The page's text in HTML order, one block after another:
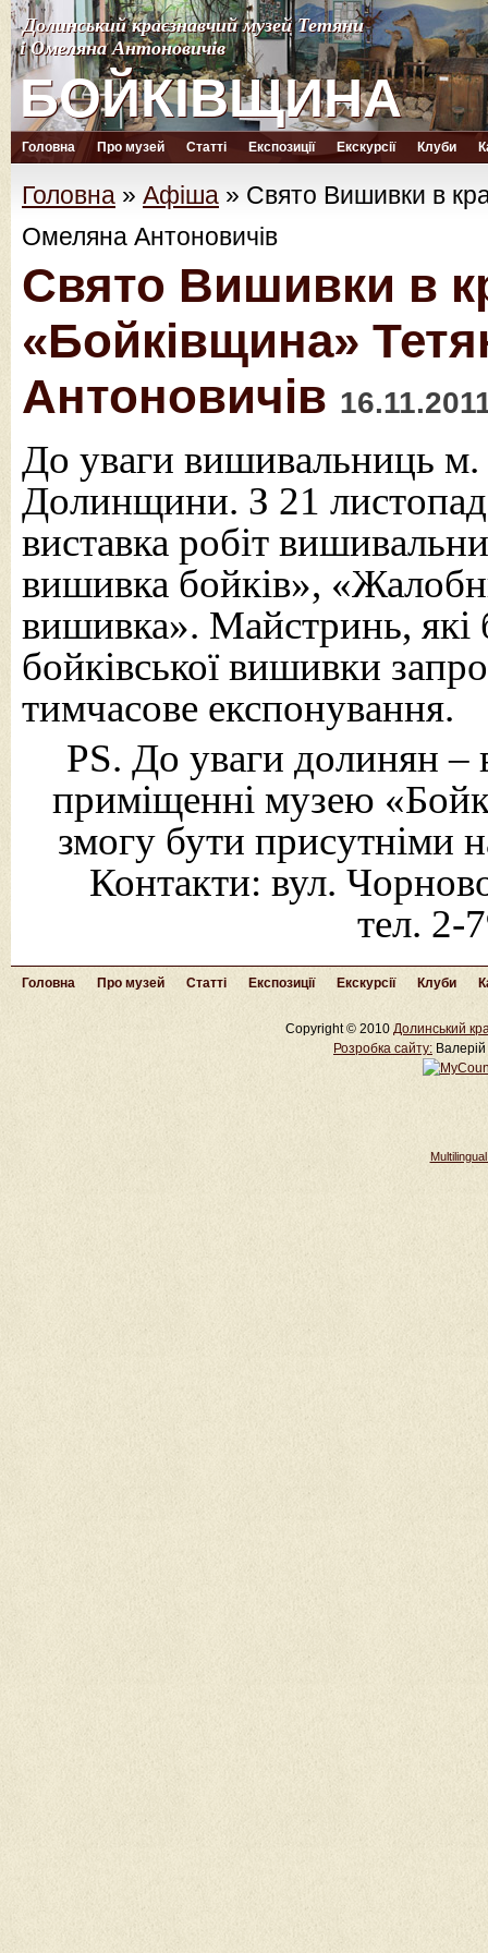
Долинський краєзнавчий музей Тетяни
і Омеляна Антоновичів
БОЙКІВЩИНА
Долинський краєзнавчий музей Тетяни
і Омеляна Антоновичів
БОЙКІВЩИНА
Головна Про музей Статті Експозиції Екскурсії Клуби
Головна » Афіша » Свято Вишивки в
Омеляна Антоновичів
Свято Вишивки в
«Бойківщина»
Антоновичів
До уваги вишивальниць м.
Долинщини. З 21
виставка робіт
вишивка бойків»,
вишивка». Майстринь, які
бойківської вишивки
тимчасове експонування.
PS. До уваги долинян –
приміщенні музею
змогу бути присутніми
Контакти: вул.
тел. 2-
Головна Про музей Статті Експозиції Екскурсії Клуби
Copyright © 2010 Долинський
Розробка cайту: